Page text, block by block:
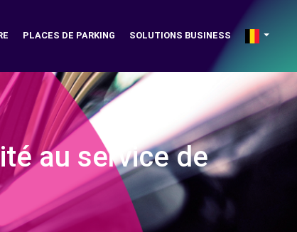
PLACES DE PARKING SOLUTIONS BUSINESS
au service de